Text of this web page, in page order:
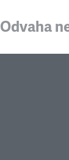
Odvaha